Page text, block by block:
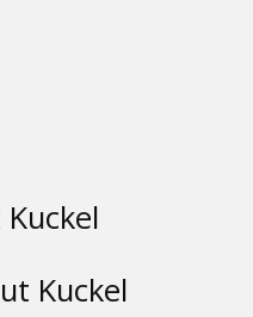
Kuckel